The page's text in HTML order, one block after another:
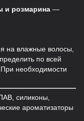
и розмарина —
на влажные волосы,
по всей
необходимости
силиконы,
ароматизаторы